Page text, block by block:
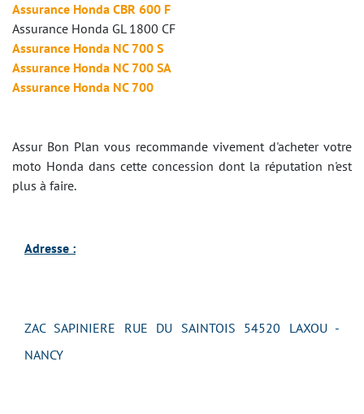
Assurance Honda CBR 600 F
Assurance Honda GL 1800 CF
Assurance Honda NC 700 S
Assurance Honda NC 700 SA
Assurance Honda NC 700
Assur Bon Plan vous recommande vivement d'acheter votre
moto Honda dans cette concession dont la réputation n'est
plus à faire.
Adresse :
ZAC SAPINIERE RUE DU SAINTOIS 54520 LAXOU -
NANCY